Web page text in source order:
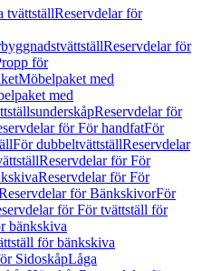
tvättställReservdelar för
Reservdelar för
för
Möbelpaket med
med
Reservdelar för
för För handfatFör
För dubbeltvättställReservdelar
Reservdelar för För
Reservdelar för För
för BänkskivorFör
för För tvättställ för
bänkskiva
för bänkskiva
SidoskåpLåga